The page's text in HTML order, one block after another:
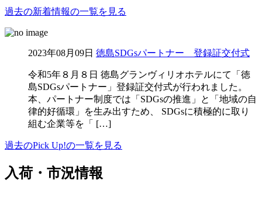
過去の新着情報の一覧を見る
2023年08月09日 徳島SDGsパートナー 登録証交付式
令和5年８月８日 徳島グランヴィリオホテルにて「徳
島SDGsパートナー」登録証交付式が行われました。
本、パートナー制度では「SDGsの推進」と「地域の自
律的好循環」を生み出すため、 SDGsに積極的に取り
組む企業等を「 […]
過去のPick Up!の一覧を見る
入荷・市況情報